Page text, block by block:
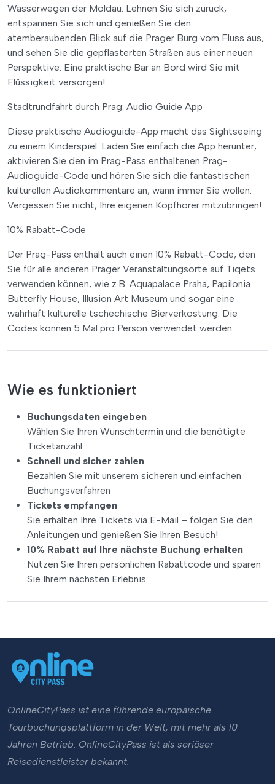
Wasserwegen der Moldau. Lehnen Sie sich zurück,
entspannen Sie sich und genießen Sie den
atemberaubenden Blick auf die Prager Burg vom Fluss aus,
und sehen Sie die gepflasterten Straßen aus einer neuen
Perspektive. Eine praktische Bar an Bord wird Sie mit
Flüssigkeit versorgen!
Stadtrundfahrt durch Prag: Audio Guide App
Diese praktische Audioguide-App macht das Sightseeing
zu einem Kinderspiel. Laden Sie einfach die App herunter,
aktivieren Sie den im Prag-Pass enthaltenen Prag-
Audioguide-Code und hören Sie sich die fantastischen
kulturellen Audiokommentare an, wann immer Sie wollen.
Vergessen Sie nicht, Ihre eigenen Kopfhörer mitzubringen!
10% Rabatt-Code
Der Prag-Pass enthält auch einen 10% Rabatt-Code, den
Sie für alle anderen Prager Veranstaltungsorte auf Tiqets
verwenden können, wie z.B. Aquapalace Praha, Papilonia
Butterfly House, Illusion Art Museum und sogar eine
wahrhaft kulturelle tschechische Bierverkostung. Die
Codes können 5 Mal pro Person verwendet werden.
Wie es funktioniert
Buchungsdaten eingeben
Wählen Sie Ihren Wunschtermin und die benötigte
Ticketanzahl
Schnell und sicher zahlen
Bezahlen Sie mit unserem sicheren und einfachen
Buchungsverfahren
Tickets empfangen
Sie erhalten Ihre Tickets via E-Mail – folgen Sie den
Anleitungen und genießen Sie Ihren Besuch!
10% Rabatt auf Ihre nächste Buchung erhalten
Nutzen Sie Ihren persönlichen Rabattcode und sparen
Sie Ihrem nächsten Erlebnis
OnlineCityPass ist eine führende europäische
Tourbuchungsplattform in der Welt, mit mehr als 10
Jahren Betrieb. OnlineCityPass ist als seriöser
Reisedienstleister bekannt.